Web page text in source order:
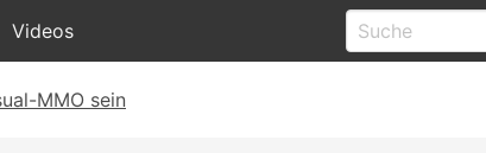
Videos
MMO sein